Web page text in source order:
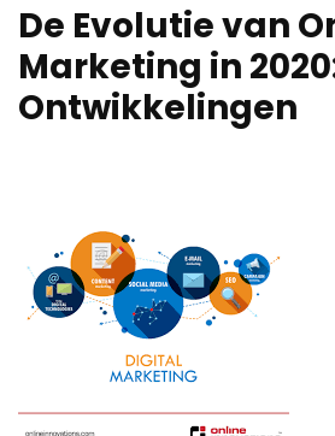
De Evolutie van
Marketing in
Ontwikkelingen